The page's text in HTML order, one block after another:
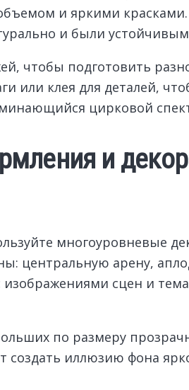
и яркими
и были
чтобы подготовить
или клея для деталей,
цирковой
и
многоуровневые
центральную арену,
изображениями сцен и
по размеру
создать иллюзию фона